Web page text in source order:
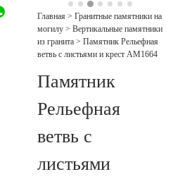
Главная > Гранитные памятники на
могилу > Вертикальные памятники
из гранита > Памятник Рельефная
ветвь с листьями и крест AM1664
Памятник
Рельефная
ветвь с
листьями